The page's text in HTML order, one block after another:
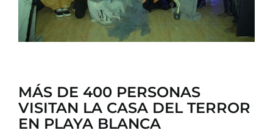
MÁS DE 400 PERSONAS
VISITAN LA CASA DEL TERROR
EN PLAYA BLANCA